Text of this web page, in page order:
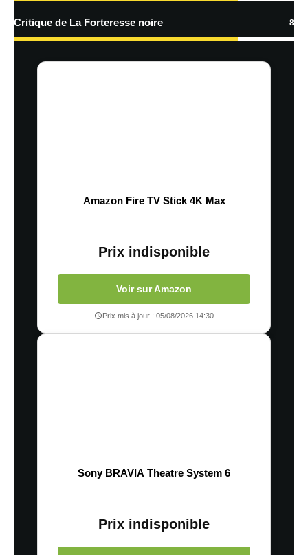
Critique de La Forteresse noire 8
Amazon Fire TV Stick 4K Max
Prix indisponible
Voir sur Amazon
Prix mis à jour : 05/08/2026 14:30
Sony BRAVIA Theatre System 6
Prix indisponible